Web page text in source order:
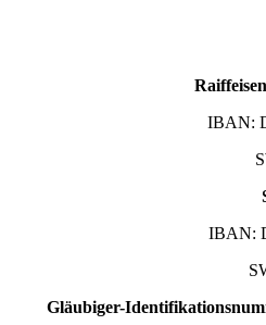
IBAN:
IBAN:
Gläubiger-